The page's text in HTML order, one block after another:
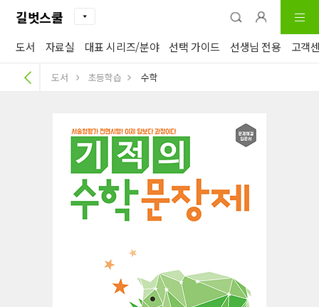
길벗스쿨
도서 자료실 대표 시리즈/분야 선택 가이드 선생님 전용 고객
도서 초등학습 수학